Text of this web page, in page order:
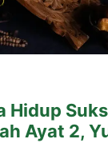
Hidup
Ayat 2,